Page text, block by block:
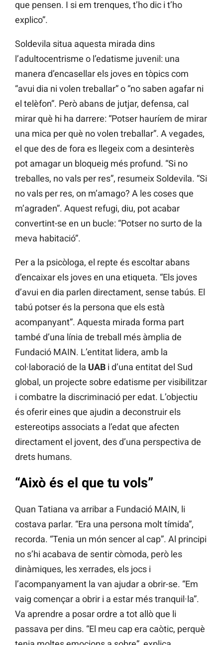
que pensen. I si em trenques, t’ho dic i t’ho
explico”.
Soldevila situa aquesta mirada dins
l’adultocentrisme o l’edatisme juvenil: una
manera d’encasellar els joves en tòpics com
“avui dia ni volen treballar” o “no saben agafar ni
el telèfon”. Però abans de jutjar, defensa, cal
mirar què hi ha darrere: “Potser hauríem de mirar
una mica per què no volen treballar”. A vegades,
el que des de fora es llegeix com a desinterès
pot amagar un bloqueig més profund. “Si no
treballes, no vals per res”, resumeix Soldevila. “Si
no vals per res, on m’amago? A les coses que
m’agraden”. Aquest refugi, diu, pot acabar
convertint-se en un bucle: “Potser no surto de la
meva habitació”.
Per a la psicòloga, el repte és escoltar abans
d’encaixar els joves en una etiqueta. “Els joves
d’avui en dia parlen directament, sense tabús. El
tabú potser és la persona que els està
acompanyant”. Aquesta mirada forma part
també d’una línia de treball més àmplia de
Fundació MAIN. L’entitat lidera, amb la
col·laboració de la UAB i d’una entitat del Sud
global, un projecte sobre edatisme per visibilitzar
i combatre la discriminació per edat. L’objectiu
és oferir eines que ajudin a deconstruir els
estereotips associats a l’edat que afecten
directament el jovent, des d’una perspectiva de
drets humans.
“Això és el que tu vols”
Quan Tatiana va arribar a Fundació MAIN, li
costava parlar. “Era una persona molt tímida”,
recorda. “Tenia un món sencer al cap”. Al principi
no s’hi acabava de sentir còmoda, però les
dinàmiques, les xerrades, els jocs i
l’acompanyament la van ajudar a obrir-se. “Em
vaig començar a obrir i a estar més tranquil·la”.
Va aprendre a posar ordre a tot allò que li
passava per dins. “El meu cap era caòtic, perquè